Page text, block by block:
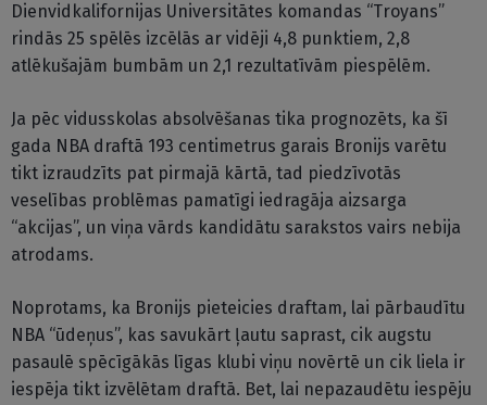
Dienvidkalifornijas Universitātes komandas “Troyans”
rindās 25 spēlēs izcēlās ar vidēji 4,8 punktiem, 2,8
atlēkušajām bumbām un 2,1 rezultatīvām piespēlēm.
Ja pēc vidusskolas absolvēšanas tika prognozēts, ka šī
gada NBA draftā 193 centimetrus garais Bronijs varētu
tikt izraudzīts pat pirmajā kārtā, tad piedzīvotās
veselības problēmas pamatīgi iedragāja aizsarga
“akcijas”, un viņa vārds kandidātu sarakstos vairs nebija
atrodams.
Noprotams, ka Bronijs pieteicies draftam, lai pārbaudītu
NBA “ūdeņus”, kas savukārt ļautu saprast, cik augstu
pasaulē spēcīgākās līgas klubi viņu novērtē un cik liela ir
iespēja tikt izvēlētam draftā. Bet, lai nepazaudētu iespēju